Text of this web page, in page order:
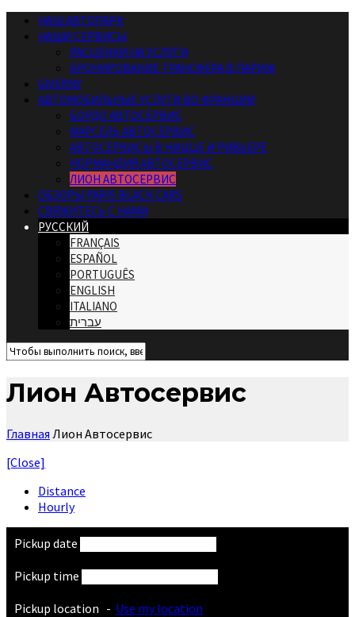
НАШ АВТОПАРК
НАШИ СЕРВИСЫ
РАСЦЕНКИ НА УСЛУГИ
БРОНИРОВАНИЕ ТРАНСФЕРА В ПАРИЖ
GIVERNY
АВТОМОБИЛЬНЫЕ УСЛУГИ ВО ФРАНЦИИ
БОРДО АВТОСЕРВИС
МАРСЕЛЬ АВТОСЕРВИС
АВТОСЕРВИСЫ В НИЦЦЕ И РИВЬЕРЕ
НОРМАНДИЯ АВТОСЕРВИС
ЛИОН АВТОСЕРВИС
ОБЗОРЫ PARIS BLACK CARS
СВЯЖИТЕСЬ С НАМИ
РУССКИЙ
FRANÇAIS
ESPAÑOL
PORTUGUÊS
ENGLISH
ITALIANO
עברית
Лион Автосервис
Главная Лион Автосервис
[Close]
Distance
Hourly
Pickup date
Pickup time
Pickup location - Use my location